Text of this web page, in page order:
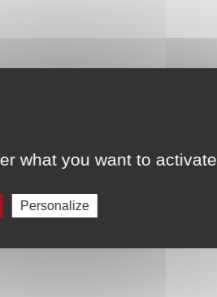
what you want to activate
Personalize